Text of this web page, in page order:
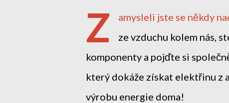
Z
amysleli jste se někdy
ze vzduchu kolem nás,
komponenty a pojďte si
který dokáže získat elektřinu z
výrobu energie doma!